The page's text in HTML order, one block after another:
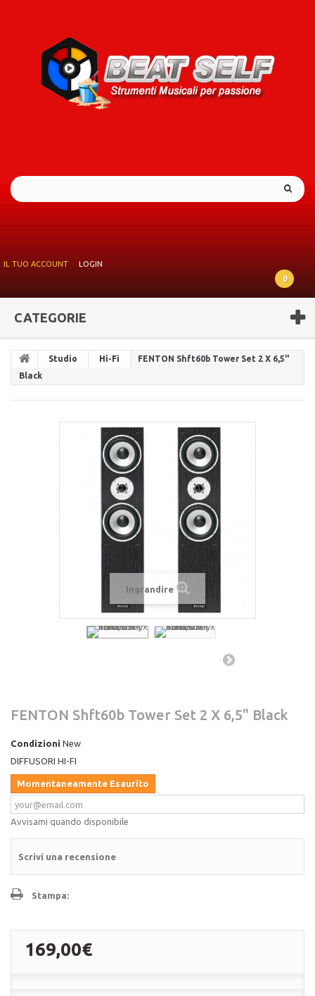
IL TUO ACCOUNT
LOGIN
0
CATEGORIE
Studio Hi-Fi
FENTON Shft60b Tower Set 2 X 6,5"
Black
Ingrandire
FENTON Shft60b Tower Set 2 X 6,5" Black
Condizioni New
DIFFUSORI HI-FI
Momentaneamente Esaurito
Avvisami quando disponibile
Scrivi una recensione
Stampa:
169,00€